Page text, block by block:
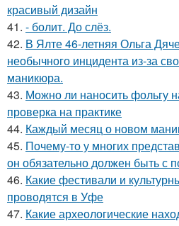
красивый дизайн
41. - болит. До слёз.
42. В Ялте 46-летняя Ольга
необычного инцидента из-за
маникюра.
43. Можно ли наносить фольгу
проверка на практике
44. Каждый месяц о новом
45. Почему-то у многих
он обязательно должен быть с
46. Какие фестивали и
проводятся в Уфе
47. Какие археологические